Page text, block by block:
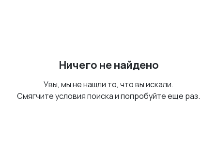
Ничего не найдено
Увы, мы не нашли то, что вы искали.
Смягчите условия поиска и попробуйте еще раз.